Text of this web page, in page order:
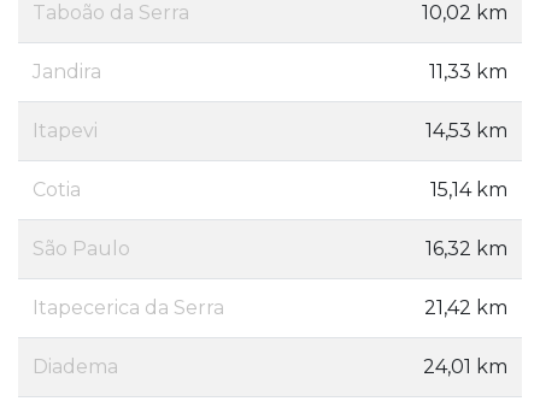
Taboão da Serra 10,02 km
Jandira 11,33 km
Itapevi 14,53 km
Cotia 15,14 km
São Paulo 16,32 km
Itapecerica da Serra 21,42 km
Diadema 24,01 km